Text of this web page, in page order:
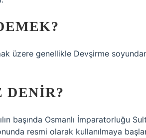
üzere genellikle Devşirme
DENIR?
resmi olarak kullanılmaya